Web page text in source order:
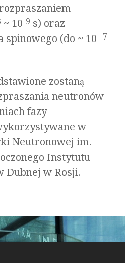
~ 10-9 s) oraz
spinowego (do ~ 10– 7
zostaną
neutronów
fazy
w
Neutronowej im.
Instytutu
Dubnej w Rosji.